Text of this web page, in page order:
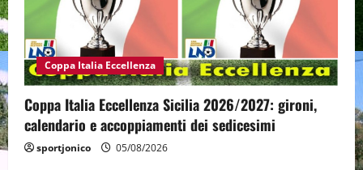
Coppa Italia Eccellenza
Coppa Italia Eccellenza Sicilia 2026/2027: gironi,
calendario e accoppiamenti dei sedicesimi
sportjonico 05/08/2026